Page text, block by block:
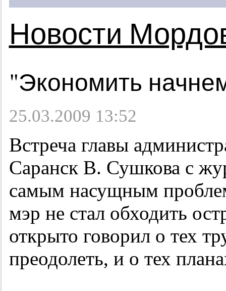
Новости
"Экономить
25.03.2009 13:52
Встреча главы
Саранск В. Сушкова с
самым насущным
мэр не стал обходить
открыто говорил о тех
преодолеть, и о тех